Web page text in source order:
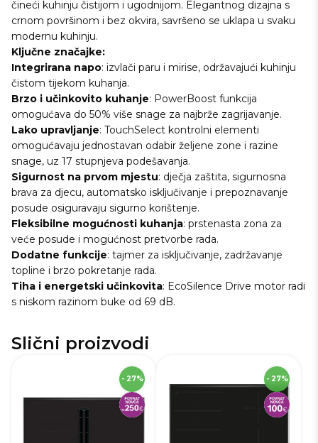
čineći kuhinju čistijom i ugodnijom. Elegantnog dizajna s
crnom površinom i bez okvira, savršeno se uklapa u svaku
modernu kuhinju.
Ključne značajke:
Integrirana napo: izvlači paru i mirise, održavajući kuhinju
čistom tijekom kuhanja.
Brzo i učinkovito kuhanje: PowerBoost funkcija
omogućava do 50% više snage za najbrže zagrijavanje.
Lako upravljanje: TouchSelect kontrolni elementi
omogućavaju jednostavan odabir željene zone i razine
snage, uz 17 stupnjeva podešavanja.
Sigurnost na prvom mjestu: dječja zaštita, sigurnosna
brava za djecu, automatsko isključivanje i prepoznavanje
posude osiguravaju sigurno korištenje.
Fleksibilne mogućnosti kuhanja: prstenasta zona za
veće posude i mogućnost pretvorbe rada.
Dodatne funkcije: tajmer za isključivanje, zadržavanje
topline i brzo pokretanje rada.
Tiha i energetski učinkovita: EcoSilence Drive motor radi
s niskom razinom buke od 69 dB.
Slični proizvodi
- 27%
270970
22,3 cm
81,6 cm
52,7 cm
- 27%